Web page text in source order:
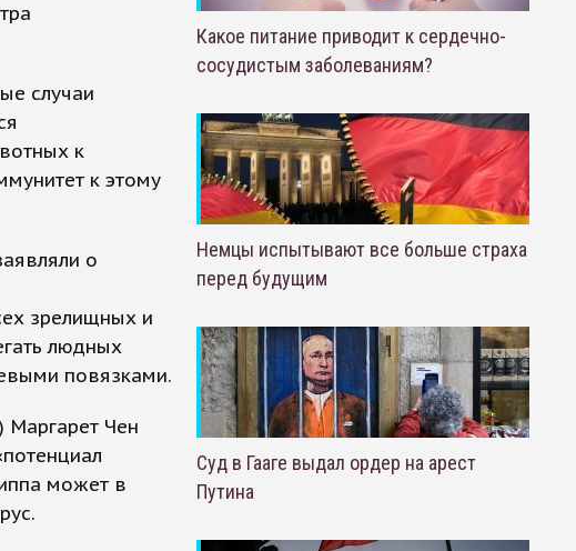
случаи
к
к этому
о
зрелищных и
людных
повязками.
Маргарет Чен
может в
Какое питание приводит к сердечно-
сосудистым заболеваниям?
Немцы испытывают все больше страха
перед будущим
Суд в Гааге выдал ордер на арест
Путина